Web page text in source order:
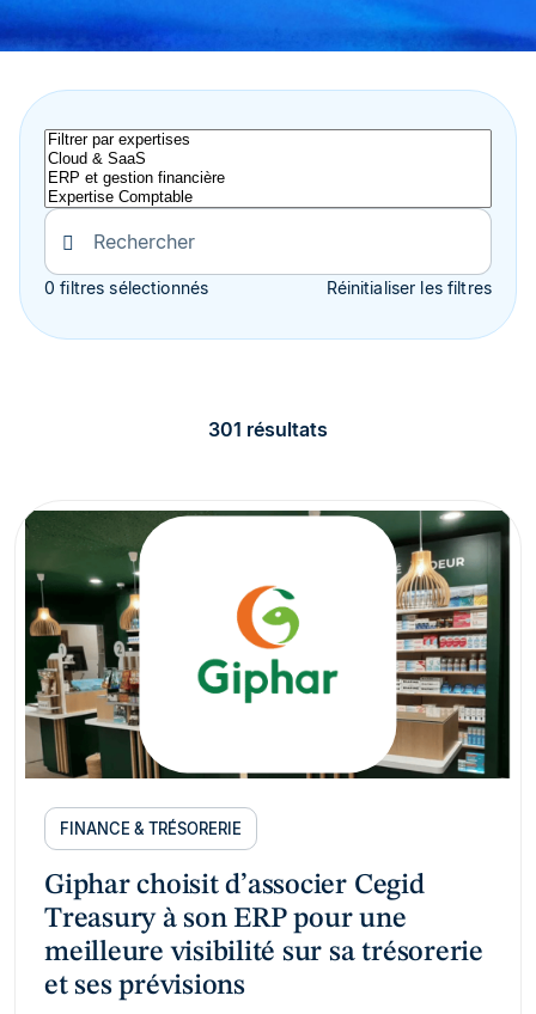
0 filtres sélectionnés Réinitialiser les filtres
301 résultats
FINANCE & TRÉSORERIE
Giphar choisit d’associer Cegid
Treasury à son ERP pour une
meilleure visibilité sur sa trésorerie
et ses prévisions